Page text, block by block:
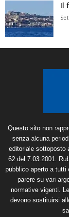
Il
Questo sito non
senza alcuna
editoriale sottoposto
62 del 7.03.2001.
pubblico aperto a tutti
parere su vari
normative vigenti.
devono sostituirsi